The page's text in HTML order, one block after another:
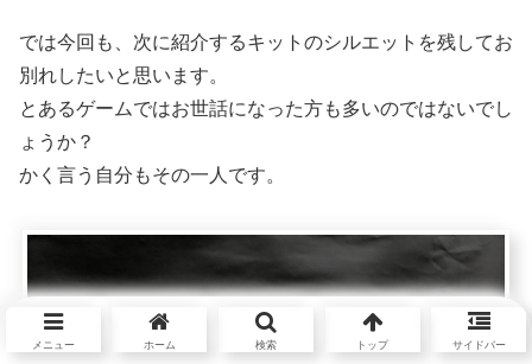
では今回も、次に紹介するキットのシルエットを残してお
別れしたいと思います。
とあるゲームではお世話になった方も多いのではないでし
ょうか？
かく言う自分もその一人です。
メニュー ホーム 検索 トップ サイドバー